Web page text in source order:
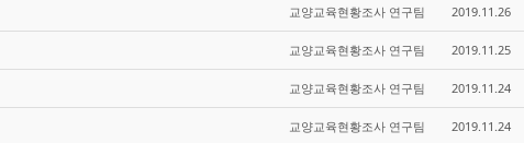
교양교육현황조사 연구팀 2019.11.26
교양교육현황조사 연구팀 2019.11.25
교양교육현황조사 연구팀 2019.11.24
교양교육현황조사 연구팀 2019.11.24